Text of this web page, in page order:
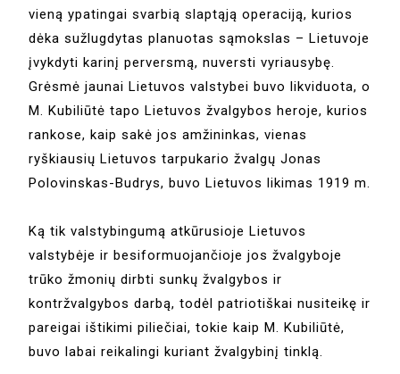
vieną ypatingai svarbią slaptąją operaciją, kurios
dėka sužlugdytas planuotas sąmokslas – Lietuvoje
įvykdyti karinį perversmą, nuversti vyriausybę.
Grėsmė jaunai Lietuvos valstybei buvo likviduota, o
M. Kubiliūtė tapo Lietuvos žvalgybos heroje, kurios
rankose, kaip sakė jos amžininkas, vienas
ryškiausių Lietuvos tarpukario žvalgų Jonas
Polovinskas-Budrys, buvo Lietuvos likimas 1919 m.
Ką tik valstybingumą atkūrusioje Lietuvos
valstybėje ir besiformuojančioje jos žvalgyboje
trūko žmonių dirbti sunkų žvalgybos ir
kontržvalgybos darbą, todėl patriotiškai nusiteikę ir
pareigai ištikimi piliečiai, tokie kaip M. Kubiliūtė,
buvo labai reikalingi kuriant žvalgybinį tinklą.